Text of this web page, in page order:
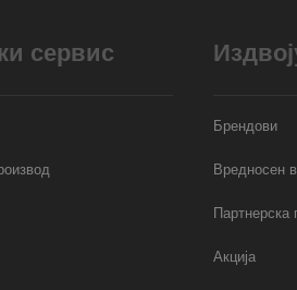
сервис
Брендови
Вредносен
Партнерска
Акција